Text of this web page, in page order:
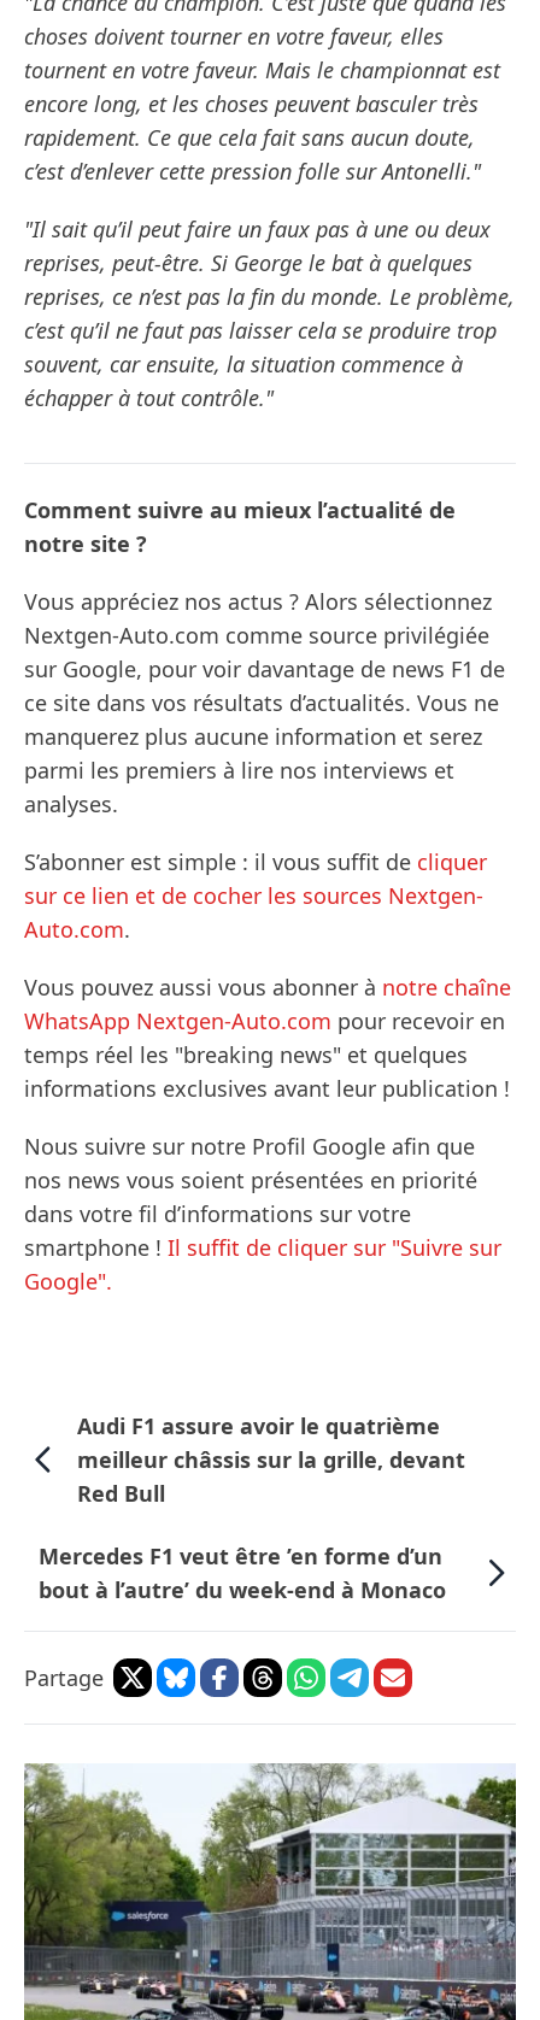
choses doivent tourner en votre faveur, elles
tournent en votre faveur. Mais le championnat est
encore long, et les choses peuvent basculer très
rapidement. Ce que cela fait sans aucun doute,
c’est d’enlever cette pression folle sur Antonelli."
"Il sait qu’il peut faire un faux pas à une ou deux
reprises, peut-être. Si George le bat à quelques
reprises, ce n’est pas la fin du monde. Le problème,
c’est qu’il ne faut pas laisser cela se produire trop
souvent, car ensuite, la situation commence à
échapper à tout contrôle."
Comment suivre au mieux l’actualité de
notre site ?
Vous appréciez nos actus ? Alors sélectionnez
Nextgen-Auto.com comme source privilégiée
sur Google, pour voir davantage de news F1 de
ce site dans vos résultats d’actualités. Vous ne
manquerez plus aucune information et serez
parmi les premiers à lire nos interviews et
analyses.
S’abonner est simple : il vous suffit de cliquer
sur ce lien et de cocher les sources Nextgen-
Auto.com.
Vous pouvez aussi vous abonner à notre chaîne
WhatsApp Nextgen-Auto.com pour recevoir en
temps réel les "breaking news" et quelques
informations exclusives avant leur publication !
Nous suivre sur notre Profil Google afin que
nos news vous soient présentées en priorité
dans votre fil d’informations sur votre
smartphone ! Il suffit de cliquer sur "Suivre sur
Google".
Audi F1 assure avoir le quatrième
meilleur châssis sur la grille, devant
Red Bull
Mercedes F1 veut être ’en forme d’un
bout à l’autre’ du week-end à Monaco
Partage